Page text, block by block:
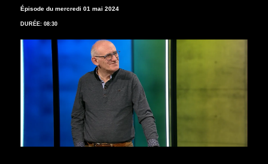
Épisode du mercredi 01 mai 2024
DURÉE: 08:30